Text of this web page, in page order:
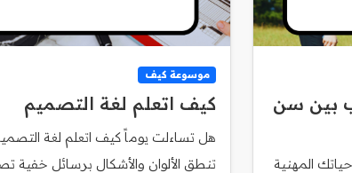
بين سن
المهنية
موسوعة كيف
كيف اتعلم لغة التصميم
هل تساءلت يوماً كيف اتعلم لغة
تنطق الألوان والأشكال برسائل خفية